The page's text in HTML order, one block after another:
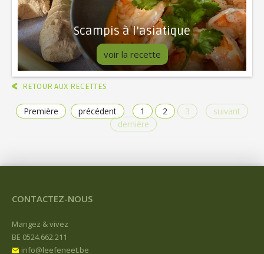
Scampis à l’asiatique
voir la recette
RETOUR AUX RECETTES
Première précédent 1 2 3
suivant
dernière
CONTACTEZ-NOUS
Mangez & vivez
BE 0524.662.211
info@leefeneet.be